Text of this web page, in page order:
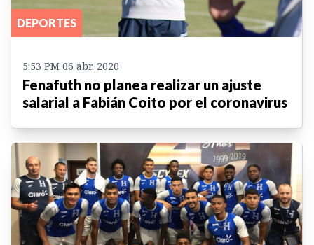
DEPORTES
5:53 PM 06 abr. 2020
Fenafuth no planea realizar un ajuste
salarial a Fabián Coito por el coronavirus